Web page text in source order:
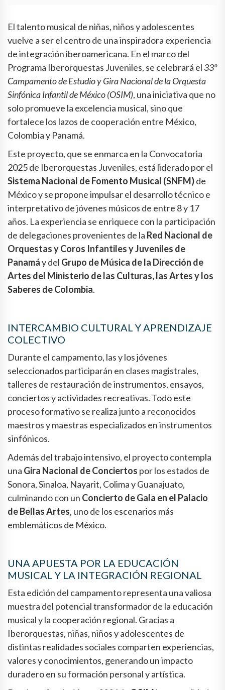
El talento musical de niñas, niños y adolescentes
vuelve a ser el centro de una inspiradora experiencia
de integración iberoamericana. En el marco del
Programa Iberorquestas Juveniles, se celebrará el 33º
Campamento de Estudio y Gira Nacional de la Orquesta
Sinfónica Infantil de México (OSIM), una iniciativa que no
solo promueve la excelencia musical, sino que
fortalece los lazos de cooperación entre México,
Colombia y Panamá.
Este proyecto, que se enmarca en la Convocatoria
2025 de Iberorquestas Juveniles, está liderado por el
Sistema Nacional de Fomento Musical (SNFM)de
México y se propone impulsar el desarrollo técnico e
interpretativo de jóvenes músicos de entre 8 y 17
años. La experiencia se enriquece con la participación
de delegaciones provenientes de la Red Nacional de
Orquestas y Coros Infantiles y Juveniles de
Panamáy del Grupo de Música de la Dirección de
Artes del Ministerio de las Culturas, las Artes y los
Saberes de Colombia.
INTERCAMBIO CULTURAL Y APRENDIZAJE
COLECTIVO
Durante el campamento, las y los jóvenes
seleccionados participarán en clases magistrales,
talleres de restauración de instrumentos, ensayos,
conciertos y actividades recreativas. Todo este
proceso formativo se realiza junto a reconocidos
maestros y maestras especializados en instrumentos
sinfónicos.
Además del trabajo intensivo, el proyecto contempla
una Gira Nacional de Conciertos por los estados de
Sonora, Sinaloa, Nayarit, Colima y Guanajuato,
culminando con un Concierto de Gala en el Palacio
de Bellas Artes, uno de los escenarios más
emblemáticos de México.
UNA APUESTA POR LA EDUCACIÓN
MUSICAL Y LA INTEGRACIÓN REGIONAL
Esta edición del campamento representa una valiosa
muestra del potencial transformador de la educación
musical y la cooperación regional. Gracias a
Iberorquestas, niñas, niños y adolescentes de
distintas realidades sociales comparten experiencias,
valores y conocimientos, generando un impacto
duradero en su formación personal y artística.